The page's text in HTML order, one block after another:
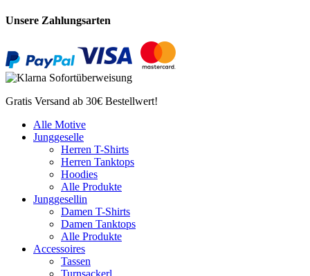
Unsere Zahlungsarten
Gratis Versand ab 30€ Bestellwert!
Alle Motive
Junggeselle
Herren T-Shirts
Herren Tanktops
Hoodies
Alle Produkte
Junggesellin
Damen T-Shirts
Damen Tanktops
Alle Produkte
Accessoires
Tassen